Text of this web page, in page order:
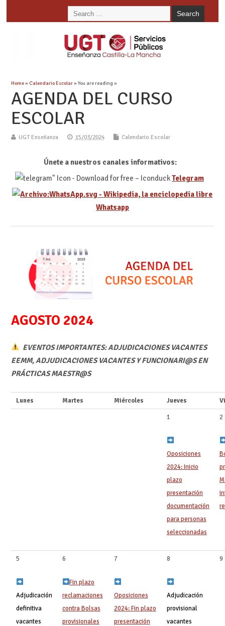
Home» Calendario Escolar» You are reading »
AGENDA DEL CURSO
ESCOLAR
UGT Enseñanza 15/03/2024 Calendario Escolar
Únete a nuestros canales informativos:
Telegram
Whatsapp
AGOSTO 2024
EVENTOS IMPORTANTES: ADJUDICACIONES VACANTES
EEMM, ADJUDICACIONES VACANTES Y FUNCIONARI@S EN
PRÁCTICAS MAESTR@S
Lunes Martes Miércoles Jueves
1
Oposiciones
2024: Inicio
plazo
presentación
documentación
para personas
seleccionadas
2
5
Adjudicación
definitiva
vacantes
6
Fin plazo
reclamaciones
contra Bolsas
provisionales
7
Oposiciones
2024: Fin plazo
presentación
8
Adjudicación
provisional
vacantes
9